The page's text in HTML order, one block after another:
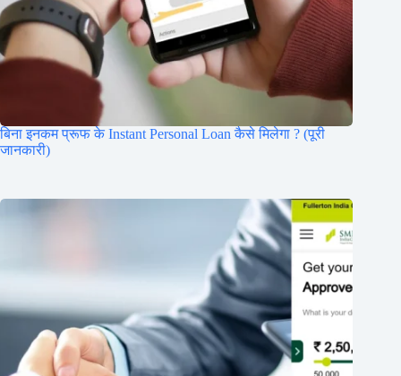
बिना इनकम प्रूफ के Instant Personal Loan कैसे मिलेगा ? (पूरी
जानकारी)